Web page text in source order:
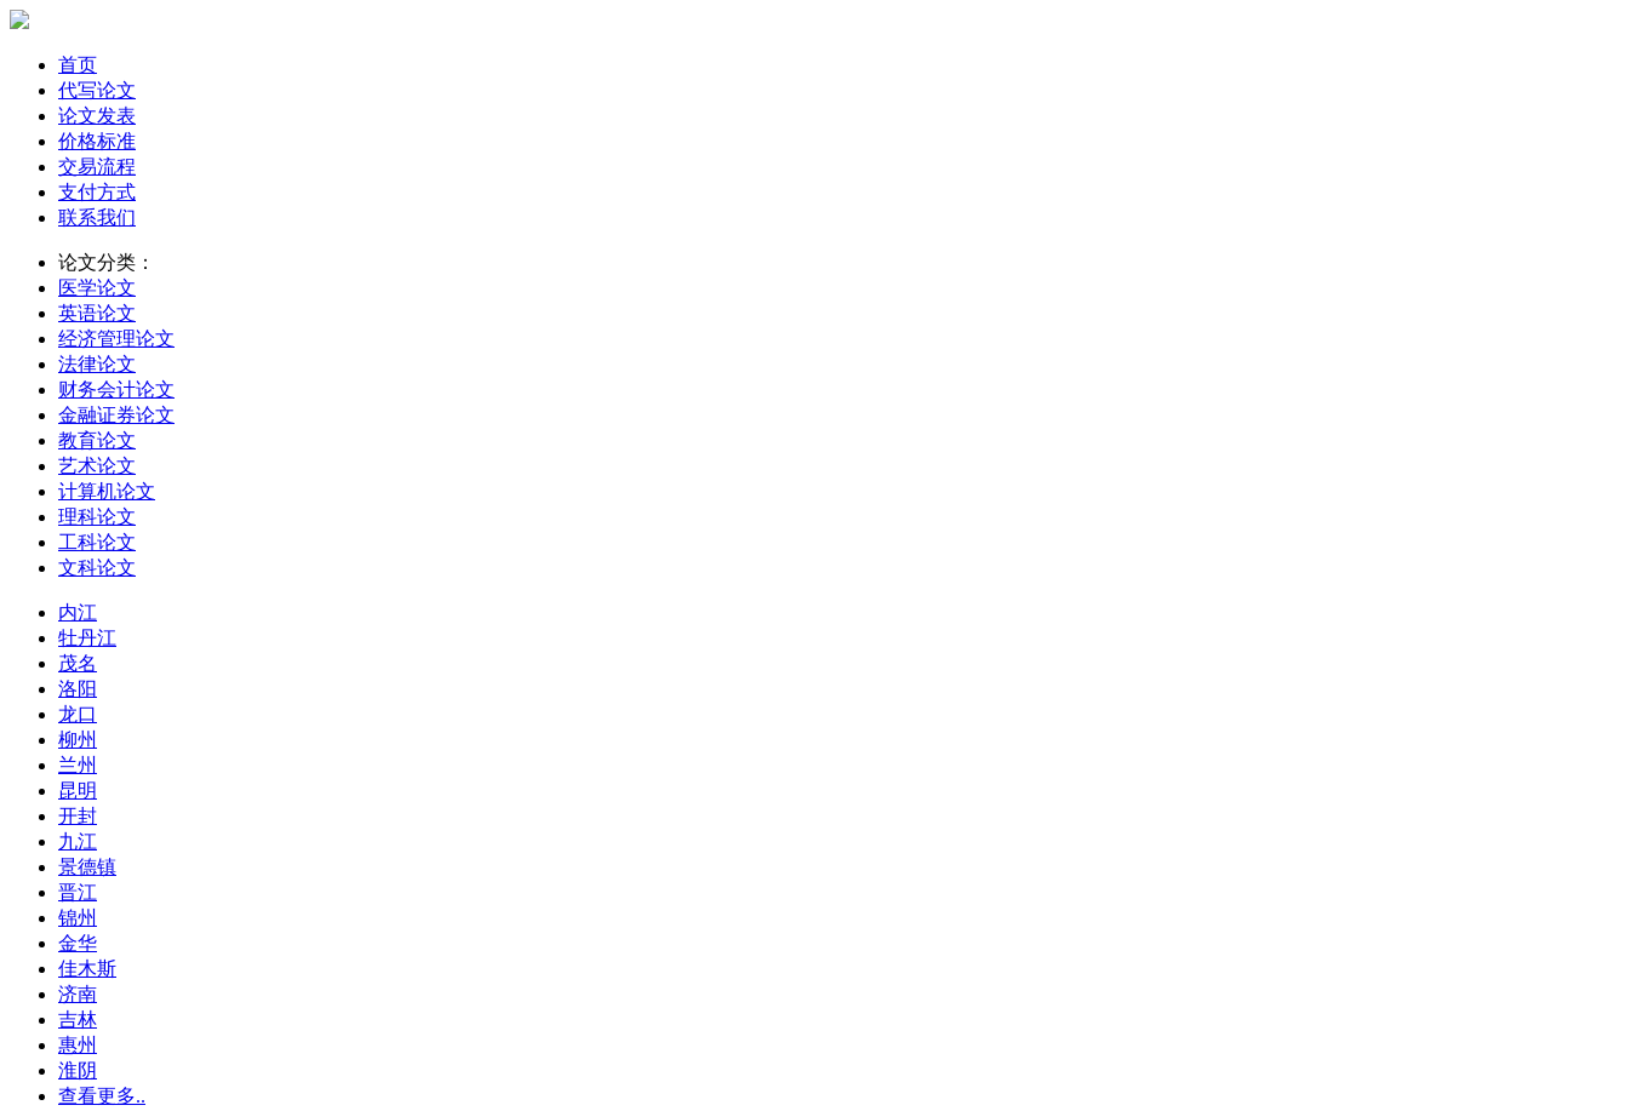
首页
代写论文
论文发表
价格标准
交易流程
支付方式
联系我们
论文分类：
医学论文
英语论文
经济管理论文
法律论文
财务会计论文
金融证券论文
教育论文
艺术论文
计算机论文
理科论文
工科论文
文科论文
内江
牡丹江
茂名
洛阳
龙口
柳州
兰州
昆明
开封
九江
景德镇
晋江
锦州
金华
佳木斯
济南
吉林
惠州
淮阴
查看更多..